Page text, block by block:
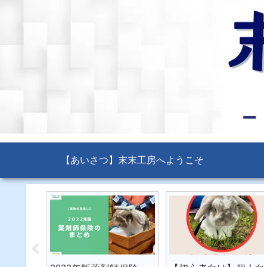
【あいさつ】末末工房へようこそ